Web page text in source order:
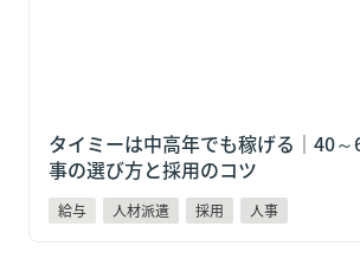
タイミーは中高年でも稼げる｜40
事の選び方と採用のコツ
給与 人材派遣 採用 人事